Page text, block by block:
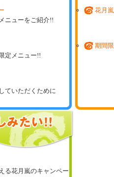
ニューをご紹介!!
定メニュー!!
ていただくために
た期間限定商品の数々!!
花月
期間
る花月嵐のキャンペー